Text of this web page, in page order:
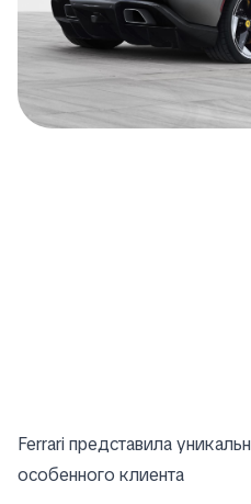
Ferrari представила
особенного клиента